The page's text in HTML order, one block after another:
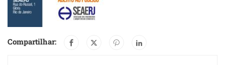
Compartilhar: